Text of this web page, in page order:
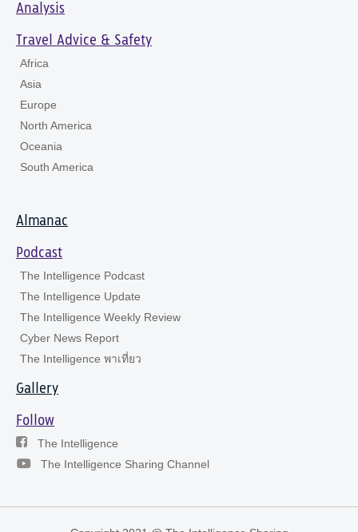
Analysis
Travel Advice & Safety
Africa
Asia
Europe
North America
Oceania
South America
Almanac
Podcast
The Intelligence Podcast
The Intelligence Update
The Intelligence Weekly Review
Cyber News Report
The Intelligence พาเที่ยว
Gallery
Follow
The Intelligence
The Intelligence Sharing Channel